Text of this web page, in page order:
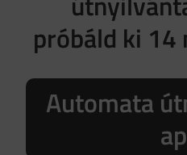
próbáld ki 14
Automata